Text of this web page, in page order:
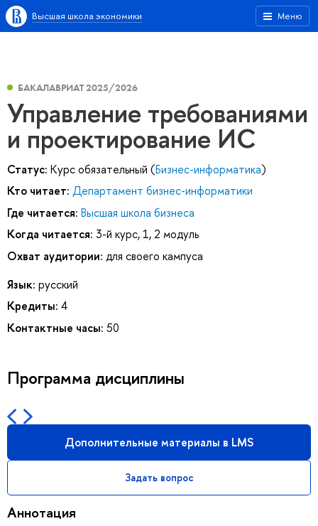
Меню
Высшая школа экономики
БАКАЛАВРИАТ 2025/2026
Управление требованиями
и проектирование ИС
Статус: Курс обязательный (Бизнес-информатика)
Кто читает: Департамент бизнес-информатики
Где читается: Высшая школа бизнеса
Когда читается: 3-й курс, 1, 2 модуль
Охват аудитории: для своего кампуса
Язык: русский
Кредиты: 4
Контактные часы: 50
Программа дисциплины
Дополнительные материалы в LMS
Задать вопрос
Аннотация